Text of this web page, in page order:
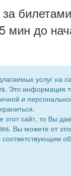
мин до
областная
«
услуг на
Это информация
и
этот сайт, то Вы
Вы можете от
соответствующим